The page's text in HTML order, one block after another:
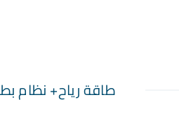
طاقة رياح+ نظام